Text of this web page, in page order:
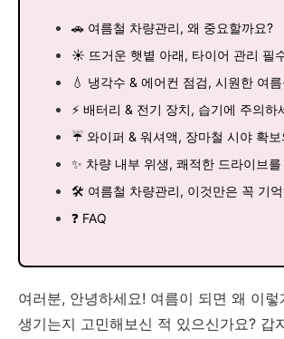
🚗 여름철 차량관리, 왜 중요할까요?
☀️ 뜨거운 햇볕 아래, 타이어 관리 필
💧 냉각수 & 에어컨 점검, 시원한 여
⚡️ 배터리 & 전기 장치, 습기에 주의하
☔️ 와이퍼 & 워셔액, 장마철 시야 확
✨ 차량 내부 위생, 쾌적한 드라이브
🛠️ 여름철 차량관리, 이것만은 꼭 기
❓ FAQ
여러분, 안녕하세요! 여름이 되면 왜 이
생기는지 고민해보신 적 있으신가요? 갑